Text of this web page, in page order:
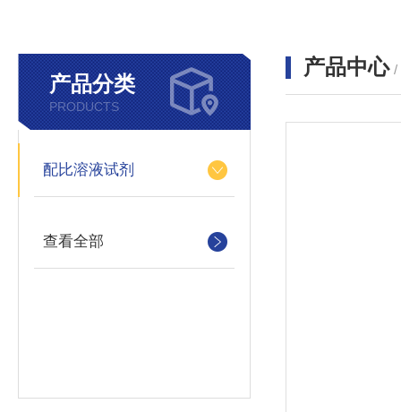
产品分类
PRODUCTS
配比溶液试剂
查看全部
产品中心 /